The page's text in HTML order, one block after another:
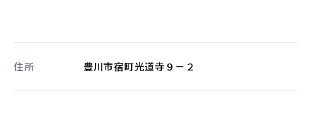
住所 豊川市宿町光道寺９－２